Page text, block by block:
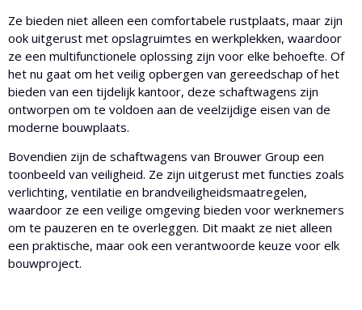
Ze bieden niet alleen een comfortabele rustplaats, maar zijn
ook uitgerust met opslagruimtes en werkplekken, waardoor
ze een multifunctionele oplossing zijn voor elke behoefte. Of
het nu gaat om het veilig opbergen van gereedschap of het
bieden van een tijdelijk kantoor, deze schaftwagens zijn
ontworpen om te voldoen aan de veelzijdige eisen van de
moderne bouwplaats.
Bovendien zijn de schaftwagens van Brouwer Group een
toonbeeld van veiligheid. Ze zijn uitgerust met functies zoals
verlichting, ventilatie en brandveiligheidsmaatregelen,
waardoor ze een veilige omgeving bieden voor werknemers
om te pauzeren en te overleggen. Dit maakt ze niet alleen
een praktische, maar ook een verantwoorde keuze voor elk
bouwproject.